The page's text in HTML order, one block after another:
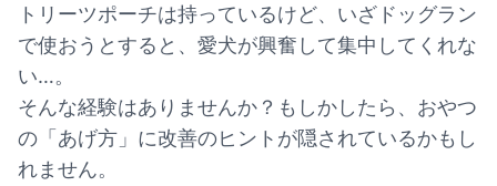
トリーツポーチは持っているけど、いざドッグラン
で使おうとすると、愛犬が興奮して集中してくれな
い…。
そんな経験はありませんか？もしかしたら、おやつ
の「あげ方」に改善のヒントが隠されているかもし
れません。